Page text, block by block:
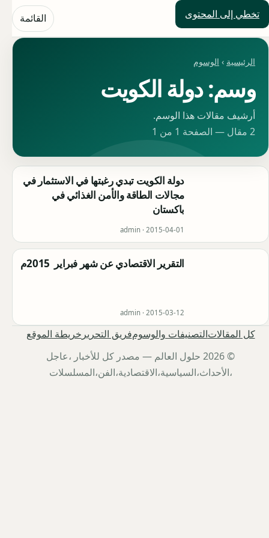
تخطي إلى المحتوى
حلول العالم القائمة
الرئيسية › الوسوم
وسم: دولة الكويت
أرشيف مقالات هذا الوسم.
2 مقال — الصفحة 1 من 1
دولة الكويت تبدي رغبتها في الاستثمار في
مجالات الطاقة والأمن الغذائي في
باكستان
admin · 2015-04-01
التقرير الاقتصادي عن شهر فبراير 2015م
admin · 2015-03-12
كل المقالاتالتصنيفات والوسومفريق التحرير خريطة الموقع
© 2026 حلول العالم — مصدر كل للأخبار ،عاجل
،الأحداث،السياسية،الاقتصادية،الفن،المسلسلات